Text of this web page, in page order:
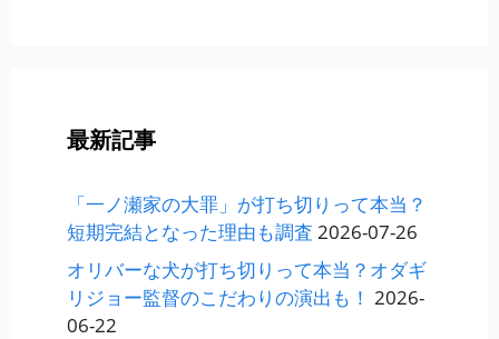
最新記事
「一ノ瀬家の大罪」が打ち切りって本当？
短期完結となった理由も調査 2026-07-26
オリバーな犬が打ち切りって本当？オダギ
リジョー監督のこだわりの演出も！ 2026-
06-22